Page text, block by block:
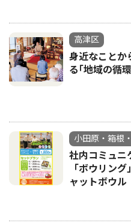
高津区
身近なこと
る｢地域の
小田原・箱根
社内コミュ
「ボウリン
ャットボウ